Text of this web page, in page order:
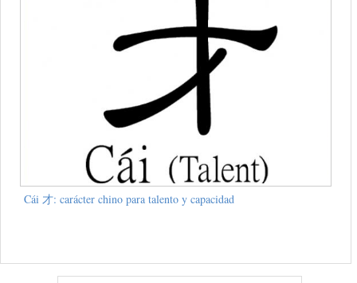
Cái 才: carácter chino para talento y capacidad